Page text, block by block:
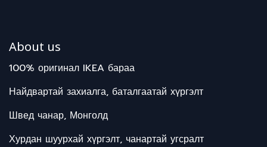
About us
100% оригинал IKEA бараа
Найдвартай захиалга, баталгаатай хүргэлт
Швед чанар, Монголд
Хурдан шуурхай хүргэлт, чанартай угсралт